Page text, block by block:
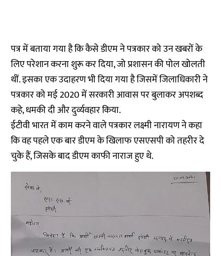
पत्र में बताया गया है कि कैसे डीएम ने पत्रकार को उन खबरों के
लिए परेशान करना शुरू कर दिया, जो प्रशासन की पोल खोलती
थीं. इसका एक उदाहरण भी दिया गया है जिसमें जिलाधिकारी ने
पत्रकार को मई 2020 में सरकारी आवास पर बुलाकर अपशब्द
कहे, धमकी दी और दुर्व्यवहार किया.
ईटीवी भारत में काम करने वाले पत्रकार लक्ष्मी नारायण ने कहा
कि वह पहले एक बार डीएम के खिलाफ एसएसपी को तहरीर दे
चुके हैं, जिसके बाद डीएम काफी नाराज हुए थे.